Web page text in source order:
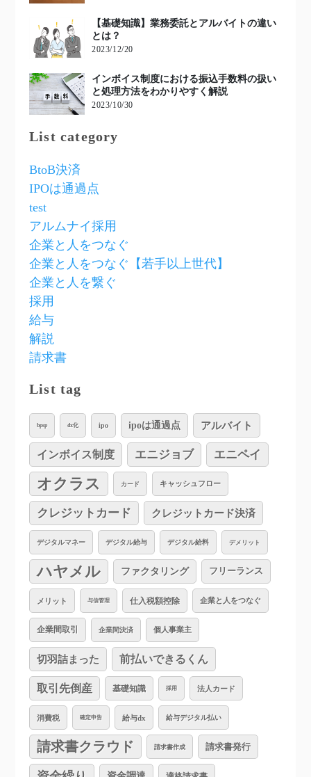
【基礎知識】業務委託とアルバイトの違い
とは？
2023/12/20
インボイス制度における振込手数料の扱い
と処理方法をわかりやすく解説
2023/10/30
List category
BtoB決済
IPOは通過点
test
アルムナイ採用
企業と人をつなぐ
企業と人をつなぐ【若手以上世代】
企業と人を繋ぐ
採用
給与
解説
請求書
List tag
bpsp dx化 ipo ipoは通過点 アルバイト
インボイス制度 エニジョブ エニペイ
オクラス カード キャッシュフロー
クレジットカード クレジットカード決済
デジタルマネー デジタル給与 デジタル給料 デメリット
ハヤメル ファクタリング フリーランス
メリット 与信管理 仕入税額控除 企業と人をつなぐ
企業間取引 企業間決済 個人事業主
切羽詰まった 前払いできるくん
取引先倒産 基礎知識 採用 法人カード
消費税 確定申告 給与dx 給与デジタル払い
請求書クラウド 請求書作成 請求書発行